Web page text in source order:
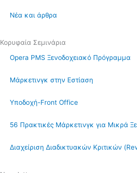
Νέα και άρθρα
Κορυφαία Σεμινάρια
Opera PMS Ξενοδοχειακό Πρόγραμμα
Μάρκετινγκ στην Εστίαση
Υποδοχή-Front Office
56 Πρακτικές Μάρκετινγκ για Μικρά
Διαχείριση Διαδικτυακών Κριτικών